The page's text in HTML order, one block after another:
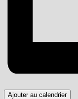
Ajouter au calendrier